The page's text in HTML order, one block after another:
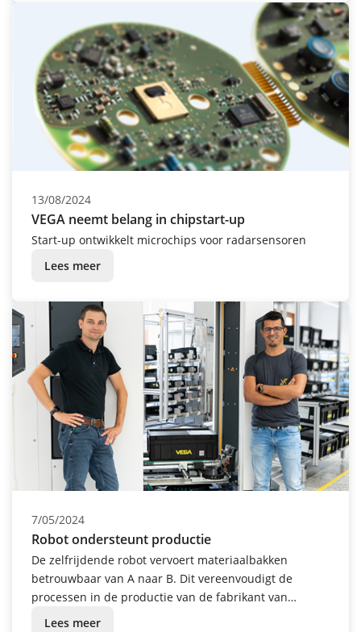
13/08/2024
VEGA neemt belang in chipstart-up
Start-up ontwikkelt microchips voor radarsensoren
Lees meer
7/05/2024
Robot ondersteunt productie
De zelfrijdende robot vervoert materiaalbakken
betrouwbaar van A naar B. Dit vereenvoudigt de
processen in de productie van de fabrikant van
meettechniek.
Lees meer